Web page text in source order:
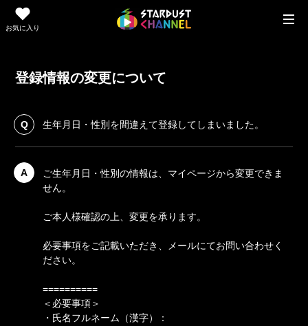
お気に入り
登録情報の変更について
Q 生年月日・性別を間違えて登録してしまいました。
A
ご生年月日・性別の情報は、マイページから変更できま
せん。
ご本人様確認の上、変更を承ります。
必要事項をご記載いただき、メールにてお問い合わせく
ださい。
==========
＜必要事項＞
・氏名フルネーム（漢字）：